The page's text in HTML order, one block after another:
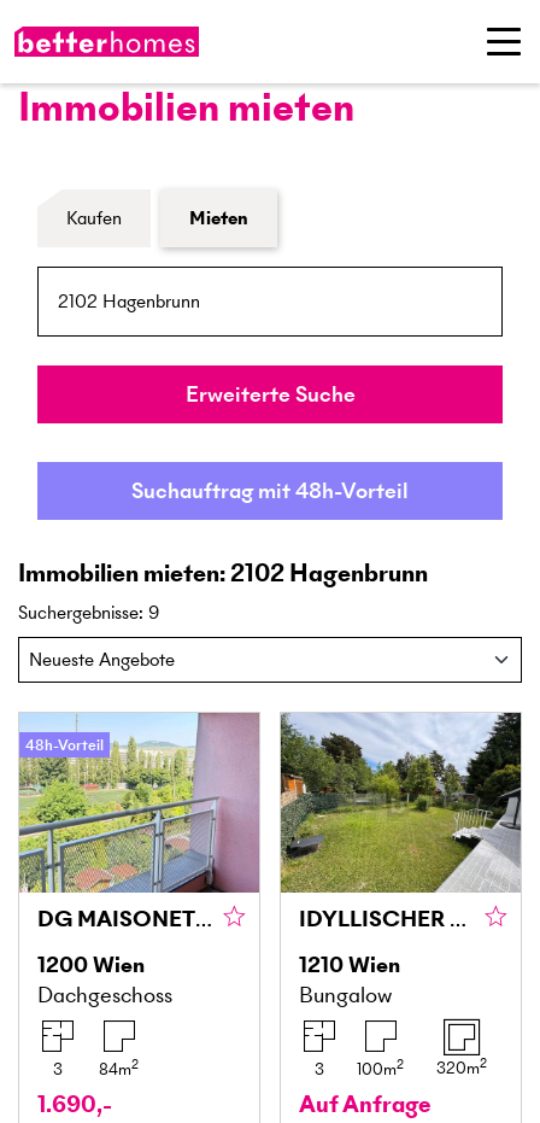
Immobilien mieten
Formular Immobiliensuche
Kaufen Mieten
Umkreis
Erweiterte Suche
Suchauftrag mit 48h-Vorteil
Immobilien mieten: 2102 Hagenbrunn
Suchergebnisse: 9
48h-Vorteil
DG MAISONETTE MIT LOGGIA UND GRÜNBLICK IN DONAU NÄHE
1200Wien
Dachgeschoss
3 84m2
1.690,-
IDYLLISCHER BUNGALOW IM GRÜNEN
1210Wien
Bungalow
3 100m2 320m2
Auf Anfrage